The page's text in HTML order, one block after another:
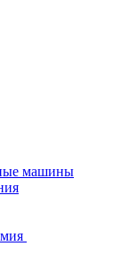
машины